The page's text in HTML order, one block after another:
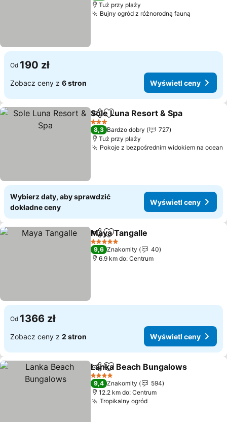
Tuż przy plaży
Bujny ogród z różnorodną fauną
Od 190 zł
Zobacz ceny z 6 stron Wyświetl ceny
Udostępnij
Dodaj do ulubionych
Sole Luna Resort & Spa
3 Kategoria
8,3 Bardzo dobry
727
Tuż przy plaży
Pokoje z bezpośrednim widokiem na ocean
Wybierz daty, aby sprawdzić
dokładne ceny
Wyświetl ceny
Udostępnij
Dodaj do ulubionych
Maya Tangalle
5 Kategoria
9,6 Znakomity
40
6.9 km do: Centrum
Od 1366 zł
Zobacz ceny z 2 stron Wyświetl ceny
Udostępnij
Dodaj do ulubionych
Lanka Beach Bungalows
4 Kategoria
9,4 Znakomity
594
12.2 km do: Centrum
Tropikalny ogród